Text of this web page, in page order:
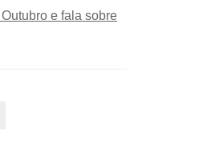
e fala sobre